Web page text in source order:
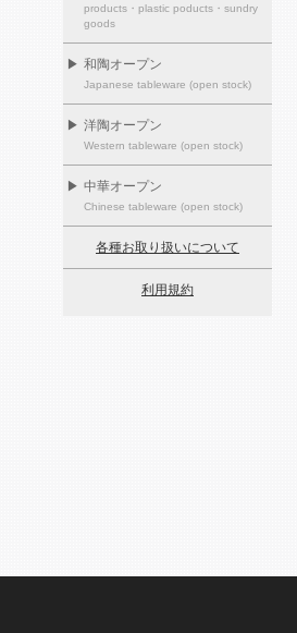
products・plastic poducts・sundry
goods
▶ 和陶オープン
Japanese tableware (open stock)
▶ 洋陶オープン
Western tableware (open stock)
▶ 中華オープン
Chinese tableware (open stock)
各種お取り扱いについて
利用規約